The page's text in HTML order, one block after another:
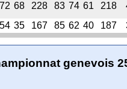
72 68 228 83 74 61 218
54 35 167 85 62 40 187
genevois